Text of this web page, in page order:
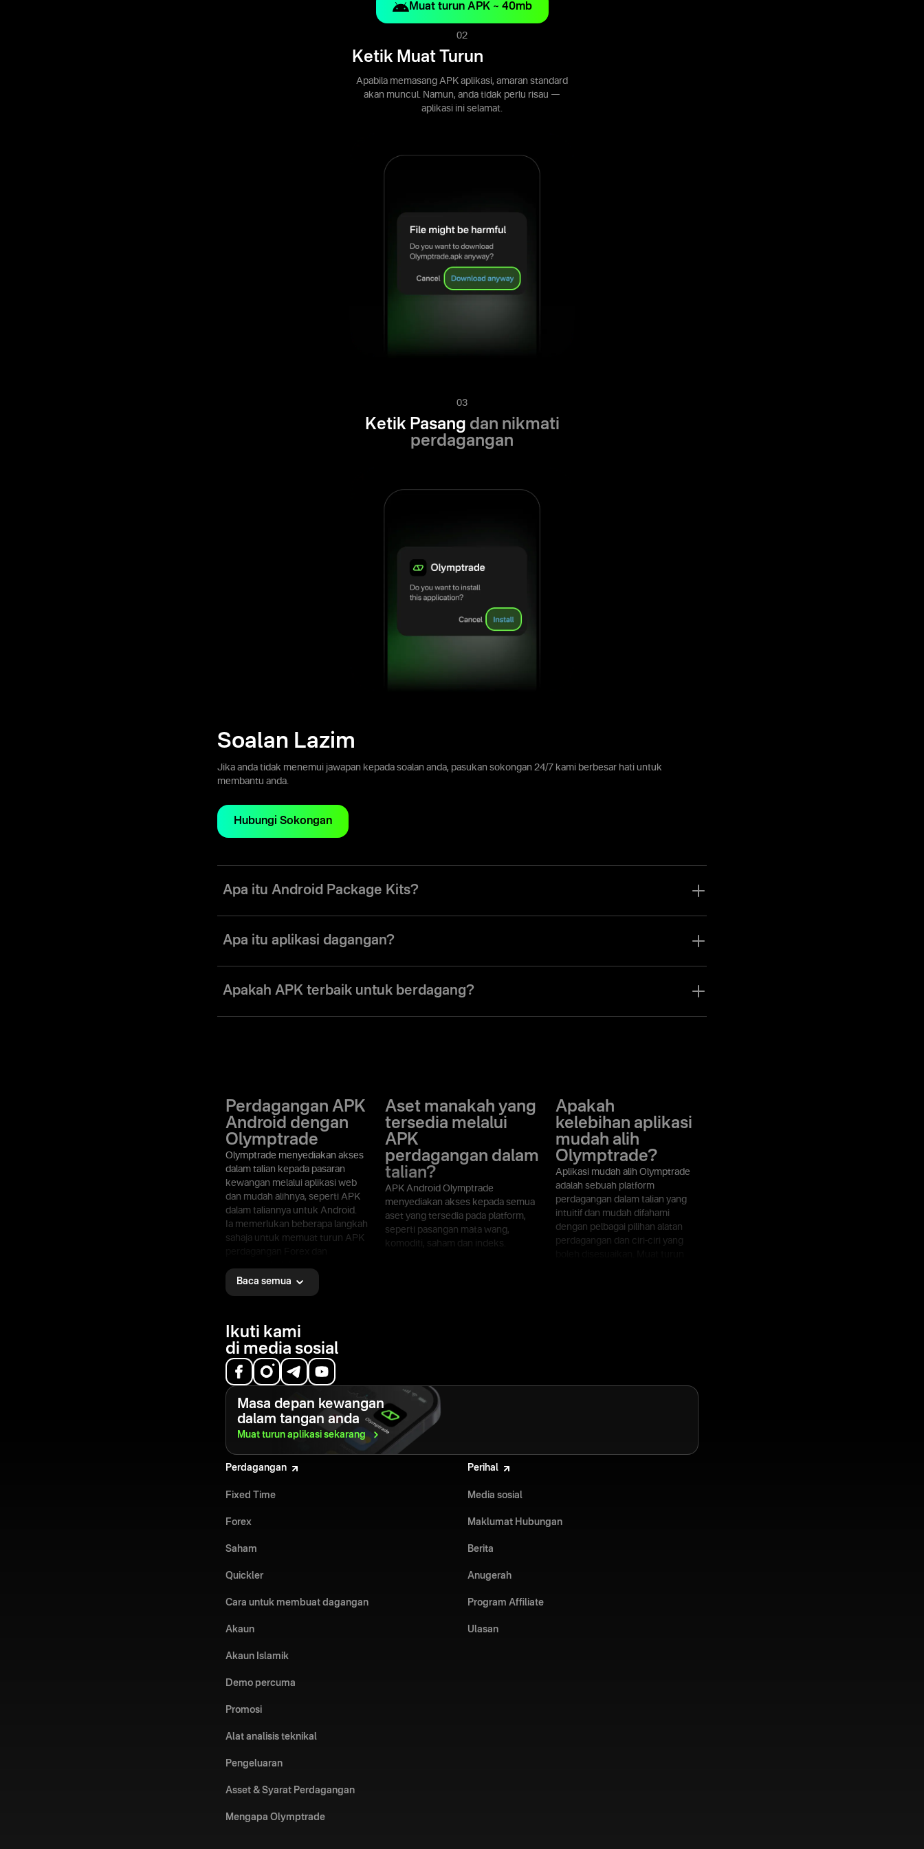
Muat turun APK ~ 40mb
02
Ketik Muat Turun
Apabila memasang APK aplikasi, amaran standard
akan muncul. Namun, anda tidak perlu risau —
aplikasi ini selamat.
03
Ketik Pasang dan nikmati
perdagangan
Soalan Lazim
Jika anda tidak menemui jawapan kepada soalan anda, pasukan sokongan 24/7 kami berbesar hati untuk
membantu anda.
Hubungi Sokongan
Apa itu Android Package Kits?
membolehkan anda memuat turun dan memasang aplikasi pada peranti anda.
Apa itu aplikasi dagangan?
menggunakan alatan dagangan dalam persekitaran pasaran sebenar dengan matlamat untuk menghasilkan
keuntungan.
Apakah APK terbaik untuk berdagang?
Perdagangan APK
Android dengan
Olymptrade
Olymptrade menyediakan akses
dalam talian kepada pasaran
kewangan melalui aplikasi web
dan mudah alihnya, seperti APK
dalam taliannya untuk Android.
Ia memerlukan beberapa langkah
sahaja untuk memuat turun APK
menghasilkan keuntungan
dalam platform perdagangan
Aset manakah yang
tersedia melalui
APK
perdagangan dalam
talian?
APK Android Olymptrade
menyediakan akses kepada semua
aset yang tersedia pada platform,
seperti pasangan mata wang,
komoditi, saham dan indeks.
Apakah
kelebihan aplikasi
mudah alih
Olymptrade?
Aplikasi mudah alih Olymptrade
adalah sebuah platform
perdagangan dalam talian yang
intuitif dan mudah difahami
dengan pelbagai pilihan alatan
perdagangan dan ciri-ciri yang
Baca semua
Ikuti kami
di media sosial
Masa depan kewangan
dalam tangan anda
Muat turun aplikasi sekarang
Perdagangan
Fixed Time
Forex
Saham
Quickler
Cara untuk membuat dagangan
Akaun
Akaun Islamik
Demo percuma
Promosi
Alat analisis teknikal
Pengeluaran
Asset & Syarat Perdagangan
Mengapa Olymptrade
Perihal
Media sosial
Maklumat Hubungan
Berita
Anugerah
Program Affiliate
Ulasan